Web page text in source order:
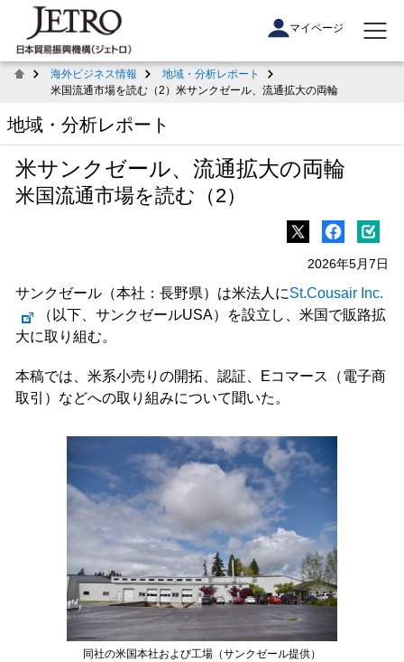
マイページ
海外ビジネス情報
地域・分析レポート
米国流通市場を読む（2）米サンクゼール、流通拡大の両輪
地域・分析レポート
米サンクゼール、流通拡大の両輪
米国流通市場を読む（2）
2026年5月7日
サンクゼール（本社：長野県）は米法人にSt.Cousair Inc.
（以下、サンクゼールUSA）を設立し、米国で販路拡
大に取り組む。
本稿では、米系小売りの開拓、認証、Eコマース（電子商
取引）などへの取り組みについて聞いた。
同社の米国本社および工場（サンクゼール提供）